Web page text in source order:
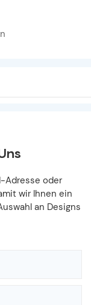
Adresse oder
wir Ihnen ein
an Designs